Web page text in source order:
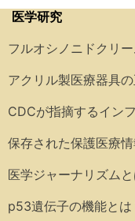
医学研究
フルオシノニドクリ
アクリル製医療器具
CDCが指摘するイン
保存された保護医療
医学ジャーナリズム
p53遺伝子の機能とは